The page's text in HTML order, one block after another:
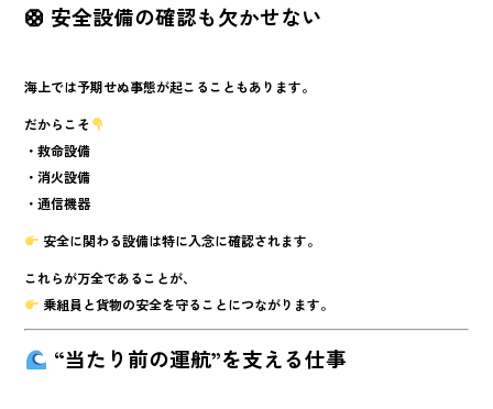
🛟 安全設備の確認も欠かせない
海上では予期せぬ事態が起こることもあります。
だからこそ
・救命設備
・消火設備
・通信機器
安全に関わる設備は特に入念に確認されます。
これらが万全であることが、
乗組員と貨物の安全を守ることにつながります。
“当たり前の運航”を支える仕事